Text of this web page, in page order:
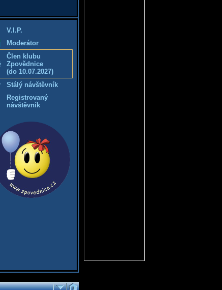
V.I.P.
Moderátor
Člen klubu
Zpovědnice
(do 10.07.2027)
Stálý návštěvník
Registrovaný
návštěvník